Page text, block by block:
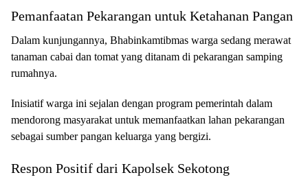
Pemanfaatan Pekarangan untuk Ketahanan Pangan
Dalam kunjungannya, Bhabinkamtibmas warga sedang merawat
tanaman cabai dan tomat yang ditanam di pekarangan samping
rumahnya.
Inisiatif warga ini sejalan dengan program pemerintah dalam
mendorong masyarakat untuk memanfaatkan lahan pekarangan
sebagai sumber pangan keluarga yang bergizi.
Respon Positif dari Kapolsek Sekotong